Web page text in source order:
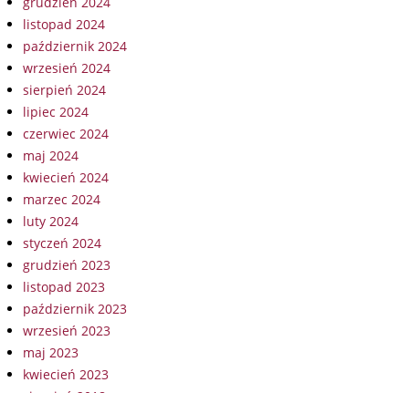
listopad 2024
październik 2024
wrzesień 2024
sierpień 2024
lipiec 2024
czerwiec 2024
maj 2024
kwiecień 2024
marzec 2024
luty 2024
styczeń 2024
grudzień 2023
listopad 2023
październik 2023
wrzesień 2023
maj 2023
kwiecień 2023